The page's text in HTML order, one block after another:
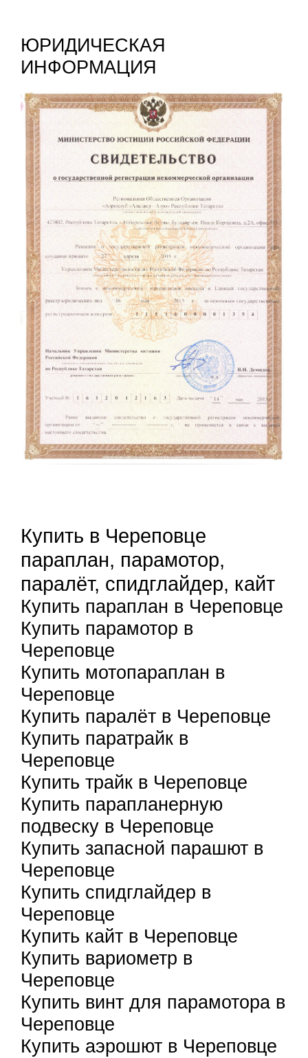
ЮРИДИЧЕСКАЯ
ИНФОРМАЦИЯ
Купить в Череповце
параплан, парамотор,
паралёт, спидглайдер, кайт
Купить параплан в Череповце
Купить парамотор в
Череповце
Купить мотопараплан в
Череповце
Купить паралёт в Череповце
Купить паратрайк в
Череповце
Купить трайк в Череповце
Купить парапланерную
подвеску в Череповце
Купить запасной парашют в
Череповце
Купить спидглайдер в
Череповце
Купить кайт в Череповце
Купить вариометр в
Череповце
Купить винт для парамотора в
Череповце
Купить аэрошют в Череповце